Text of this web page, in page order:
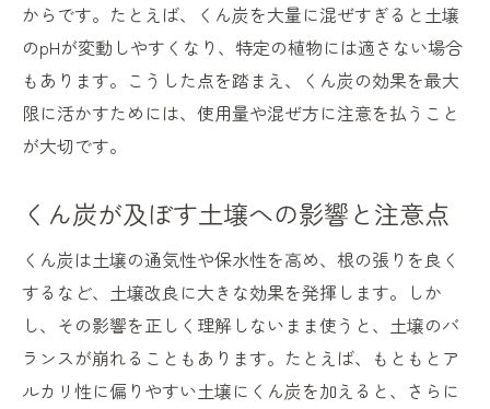
からです。たとえば、くん炭を大量に混ぜすぎると土壌
のpHが変動しやすくなり、特定の植物には適さない場合
もあります。こうした点を踏まえ、くん炭の効果を最大
限に活かすためには、使用量や混ぜ方に注意を払うこと
が大切です。
くん炭が及ぼす土壌への影響と注意点
くん炭は土壌の通気性や保水性を高め、根の張りを良く
するなど、土壌改良に大きな効果を発揮します。しか
し、その影響を正しく理解しないまま使うと、土壌のバ
ランスが崩れることもあります。たとえば、もともとア
ルカリ性に偏りやすい土壌にくん炭を加えると、さらに